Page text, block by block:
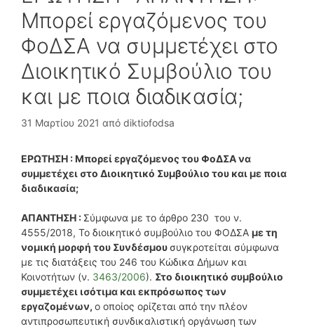
Μπορεί εργαζόμενος του
ΦοΔΣΑ να συμμετέχει στο
Διοικητικό Συμβούλιο του
και με ποια διαδικασία;
31 Μαρτίου 2021 από diktiofodsa
ΕΡΩΤΗΣΗ : Μπορεί εργαζόμενος του ΦοΔΣΑ να
συμμετέχει στο Διοικητικό Συμβούλιο του και με ποια
διαδικασία;
ΑΠΑΝΤΗΣΗ : Σύμφωνα με το άρθρο 230 του ν.
4555/2018, Το διοικητικό συμβούλιο του ΦΟΔΣΑ με τη
νομική μορφή του Συνδέσμουσυγκροτείται σύμφωνα
με τις διατάξεις του 246 του Κώδικα Δήμων και
Κοινοτήτων (ν. 3463/2006). Στο διοικητικό συμβούλιο
συμμετέχει ισότιμα και εκπρόσωπος των
εργαζομένων, ο οποίος ορίζεται από την πλέον
αντιπροσωπευτική συνδικαλιστική οργάνωση των